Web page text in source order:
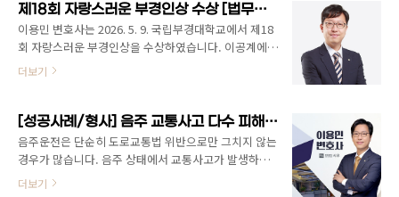
제18회 자랑스러운 부경인상 수상 [법무법인 시우 부산 이용민 변호사]
이용민 변호사는 2026. 5. 9. 국립부경대학교에서 제18
회 자랑스러운 부경인상을 수상하였습니다. 이공계에서
배운 사고방식과 융합적 역량을 바탕으로 법조계에서
활동해 온 점, 그리고 대한변호사협회 우수변호사상, 청
전문성을 인정받아 이번 상을 받게 되었습니다. 개인적
으로도 매우 영광스럽고, 모교로부터 받는 상이라는 점
에서 더욱 특별한 의미가 있었습니다.
https://www.kookje.co.kr/news2011/asp/newsbody.asp?
code=0300&key=20260511.99099002712 국립부경
더보기
[성공사례/형사] 음주 교통사고 다수 피해자 사건, 약식명령 벌금형으로 종결 (부산지방법원 2026고약501XX 교통사고처리특례법위반(치상), 도로교통법(음주운전)
음주운전은 단순히 도로교통법 위반으로만 그치지 않는
경우가 많습니다. 음주 상태에서 교통사고가 발생하고
피해자가 다친 경우에는 도로교통법위반 음주운전과 함
더보기